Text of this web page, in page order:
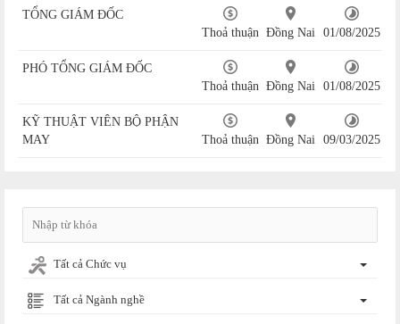
TỔNG GIÁM ĐỐC
Thoả thuận Đồng Nai 01/08/2025
PHÓ TỔNG GIÁM ĐỐC
Thoả thuận Đồng Nai 01/08/2025
KỸ THUẬT VIÊN BỘ PHẬN
MAY
Thoả thuận Đồng Nai 09/03/2025
Tất cả Chức vụ
Tất cả Ngành nghề